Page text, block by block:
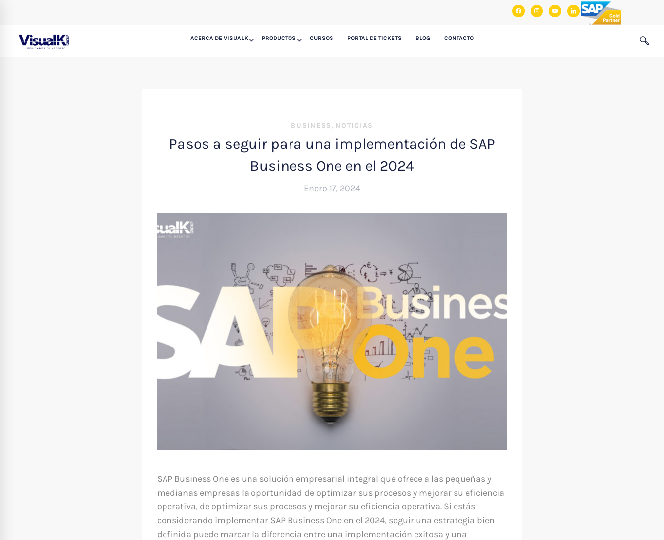
facebookinstagram
youtubelinkedin
ACERCA DE VISUALK PRODUCTOS CURSOS PORTAL DE TICKETS BLOG CONTACTO
BUSINESS , NOTICIAS
Pasos a seguir para una implementación de SAP
Business One en el 2024
Enero 17, 2024
SAP Business One es una solución empresarial integral que ofrece a las pequeñas y
medianas empresas la oportunidad de optimizar sus procesos y mejorar su eficiencia
operativa, de optimizar sus procesos y mejorar su eficiencia operativa. Si estás
considerando implementar SAP Business One en el 2024, seguir una estrategia bien
definida puede marcar la diferencia entre una implementación exitosa y una